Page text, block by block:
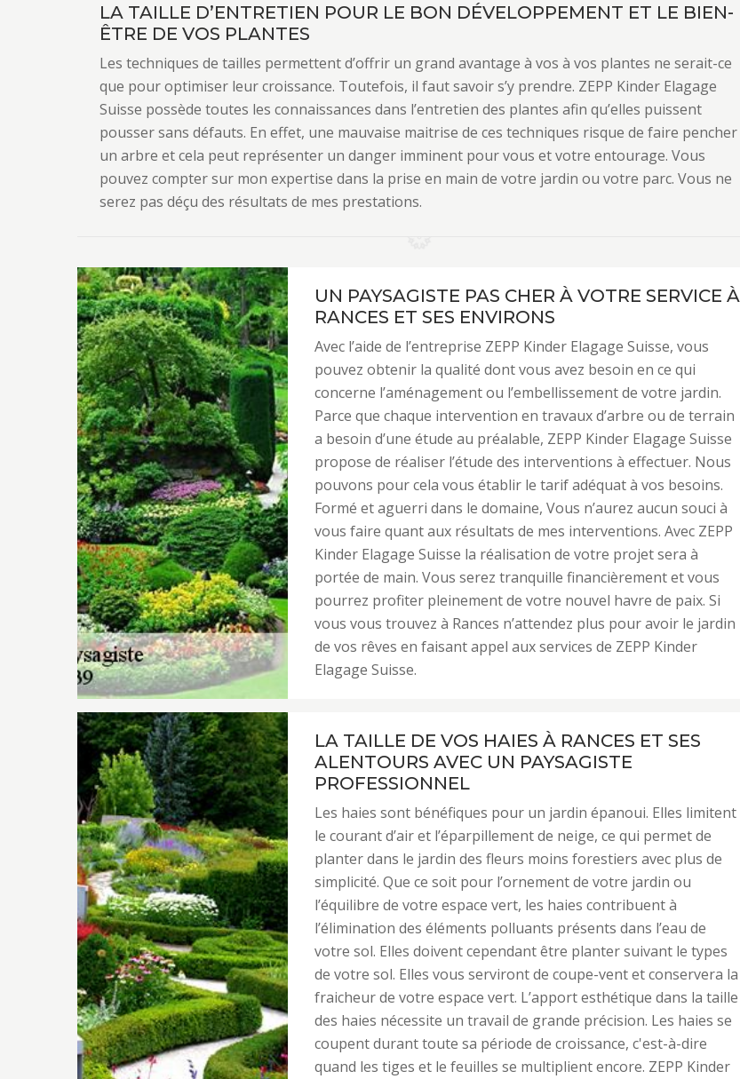
LA TAILLE D’ENTRETIEN POUR LE BON DÉVELOPPEMENT ET LE BIEN-
ÊTRE DE VOS PLANTES
Les techniques de tailles permettent d’offrir un grand avantage à vos à vos plantes ne serait-ce
que pour optimiser leur croissance. Toutefois, il faut savoir s’y prendre. ZEPP Kinder Elagage
Suisse possède toutes les connaissances dans l’entretien des plantes afin qu’elles puissent
pousser sans défauts. En effet, une mauvaise maitrise de ces techniques risque de faire pencher
un arbre et cela peut représenter un danger imminent pour vous et votre entourage. Vous
pouvez compter sur mon expertise dans la prise en main de votre jardin ou votre parc. Vous ne
serez pas déçu des résultats de mes prestations.
UN PAYSAGISTE PAS CHER À VOTRE SERVICE À
RANCES ET SES ENVIRONS
Avec l’aide de l’entreprise ZEPP Kinder Elagage Suisse, vous
pouvez obtenir la qualité dont vous avez besoin en ce qui
concerne l’aménagement ou l’embellissement de votre jardin.
Parce que chaque intervention en travaux d’arbre ou de terrain
a besoin d’une étude au préalable, ZEPP Kinder Elagage Suisse
propose de réaliser l’étude des interventions à effectuer. Nous
pouvons pour cela vous établir le tarif adéquat à vos besoins.
Formé et aguerri dans le domaine, Vous n’aurez aucun souci à
vous faire quant aux résultats de mes interventions. Avec ZEPP
Kinder Elagage Suisse la réalisation de votre projet sera à
portée de main. Vous serez tranquille financièrement et vous
pourrez profiter pleinement de votre nouvel havre de paix. Si
vous vous trouvez à Rances n’attendez plus pour avoir le jardin
de vos rêves en faisant appel aux services de ZEPP Kinder
Elagage Suisse.
LA TAILLE DE VOS HAIES À RANCES ET SES
ALENTOURS AVEC UN PAYSAGISTE
PROFESSIONNEL
Les haies sont bénéfiques pour un jardin épanoui. Elles limitent
le courant d’air et l’éparpillement de neige, ce qui permet de
planter dans le jardin des fleurs moins forestiers avec plus de
simplicité. Que ce soit pour l’ornement de votre jardin ou
l’équilibre de votre espace vert, les haies contribuent à
l’élimination des éléments polluants présents dans l’eau de
votre sol. Elles doivent cependant être planter suivant le types
de votre sol. Elles vous serviront de coupe-vent et conservera la
fraicheur de votre espace vert. L’apport esthétique dans la taille
des haies nécessite un travail de grande précision. Les haies se
coupent durant toute sa période de croissance, c'est-à-dire
quand les tiges et le feuilles se multiplient encore. ZEPP Kinder